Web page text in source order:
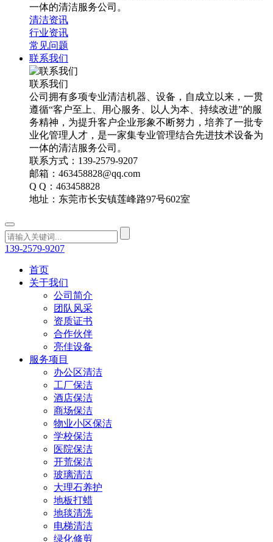
一体的清洁服务公司。
清洁资讯
行业资讯
常见问题
联系我们
联系我们
公司拥有多项专业清洁机器、设备，自成立以来，一贯
遵循“客户至上、用心服务、以人为本、持续改进”的服
务精神，为提升客户企业形象不断努力，培养了一批专
业化管理人才，是一家集专业管理结合先进技术设备为
一体的清洁服务公司。
联系方式：139-2579-9207
邮箱：463458828@qq.com
Q Q：463458828
地址：东莞市长安镇莲峰路97号602室
139-2579-9207
首页
关于我们
公司简介
团队风采
资质证书
合作伙伴
亮佳设备
服务项目
办公区清洁
工厂保洁
酒店保洁
商场保洁
物业小区保洁
学校保洁
医院保洁
开荒保洁
玻璃清洁
大理石养护
地板打蜡
地毯清洗
电梯清洁
绿化修剪